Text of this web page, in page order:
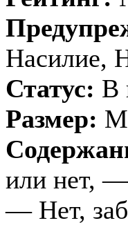
Насилие,
Статус: В
Размер:
или нет, —
— Нет,